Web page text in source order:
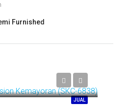
Furnished
JUAL